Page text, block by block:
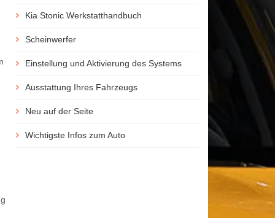
Kia Stonic Werkstatthandbuch
Scheinwerfer
Einstellung und Aktivierung des Systems
Ausstattung Ihres Fahrzeugs
Neu auf der Seite
Wichtigste Infos zum Auto